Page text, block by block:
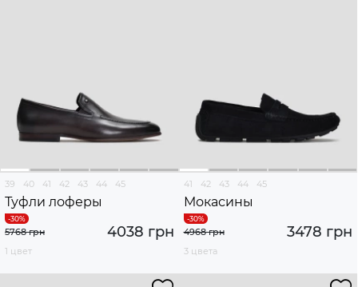
39 40 41 42 43 44 45
Туфли лоферы
4038 грн
5768 грн
1 цвет
41 42 43 44 45
Мокасины
3478 грн
4968 грн
3 цвета